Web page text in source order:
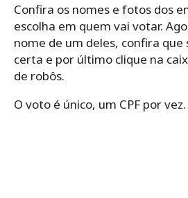
Confira os nomes e fotos dos
escolha em quem vai votar.
nome de um deles, confira que
certa e por último clique na
de robôs.
O voto é único, um CPF por vez.